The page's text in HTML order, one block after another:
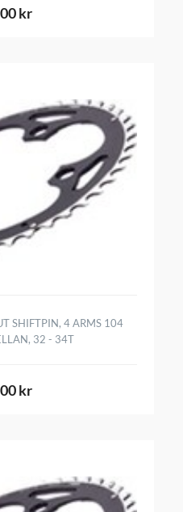
kr
SHIFTPIN, 4 ARMS 104
32 - 34T
kr